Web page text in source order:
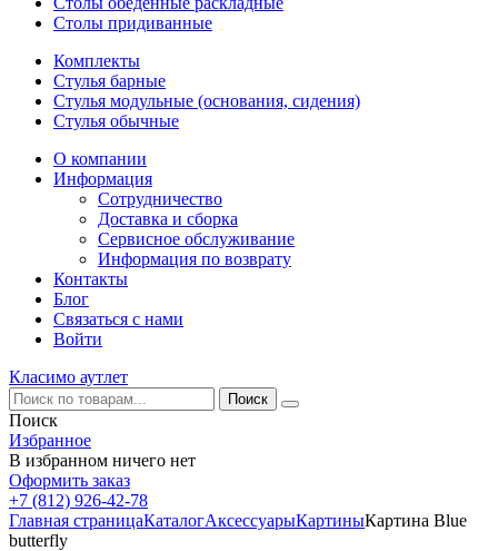
Столы придиванные
Комплекты
Стулья барные
Стулья модульные (основания, сидения)
Стулья обычные
О компании
Информация
Сотрудничество
Доставка и сборка
Сервисное обслуживание
Информация по возврату
Контакты
Блог
Связаться с нами
Войти
Класимо аутлет
Поиск
Избранное
В избранном ничего нет
Оформить заказ
+7 (812) 926-42-78
Главная страницаКаталогАксессуарыКартиныКартина Blue
butterfly